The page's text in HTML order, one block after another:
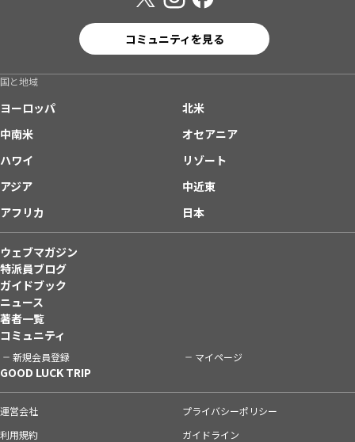
コミュニティを見る
国と地域
ヨーロッパ
北米
中南米
オセアニア
ハワイ
リゾート
アジア
中近東
アフリカ
日本
ウェブマガジン
特派員ブログ
ガイドブック
ニュース
著者一覧
コミュニティ
新規会員登録 マイページ
GOOD LUCK TRIP
運営会社
プライバシーポリシー
利用規約
ガイドライン